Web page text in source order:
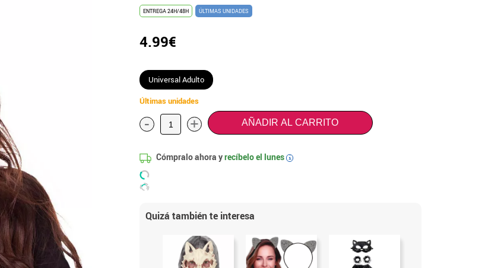
ENTREGA 24H/48H ÚLTIMAS UNIDADES
4.99€
Universal Adulto
Últimas unidades
- + AÑADIR AL CARRITO
Cómpralo ahora yrecíbelo el lunes i
Quizá también te interesa